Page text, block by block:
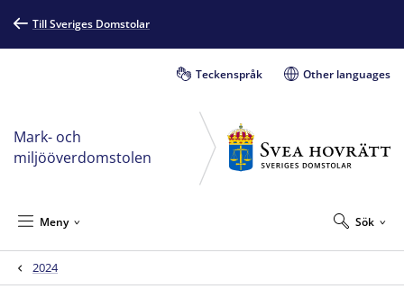
Till Sveriges Domstolar
Teckenspråk Other languages
Mark- och
miljööverdomstolen
Sök
Meny
2024